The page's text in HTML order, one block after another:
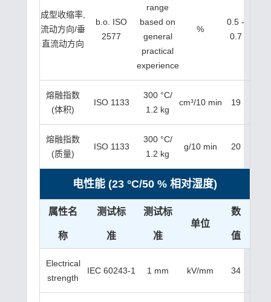
成型收缩率,
流动方向/垂
直流动方向
b.o. ISO
2577
range
based on
general
practical
experience
%
0.5 -
0.7
熔融指数
(体积)
ISO 1133
300 °C/
1.2 kg
cm³/10 min 19
熔融指数
(质量)
ISO 1133
300 °C/
1.2 kg
g/10 min 20
电性能 (23 °C/50 % 相对湿度)
属性名
称
测试标
准
测试标
准
单位
数
值
Electrical
strength
IEC 60243-1 1 mm kV/mm 34